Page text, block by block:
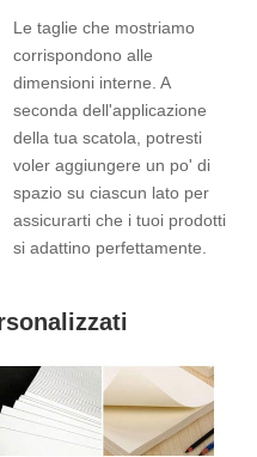
Le taglie che mostriamo
corrispondono alle
dimensioni interne. A
seconda dell'applicazione
della tua scatola, potresti
voler aggiungere un po' di
spazio su ciascun lato per
assicurarti che i tuoi prodotti
si adattino perfettamente.